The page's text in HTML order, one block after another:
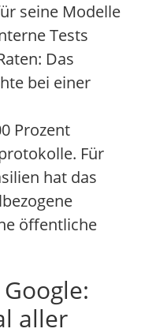
seine Modelle
Tests
Das
bei einer
Prozent
Für
hat das
öffentliche
aller